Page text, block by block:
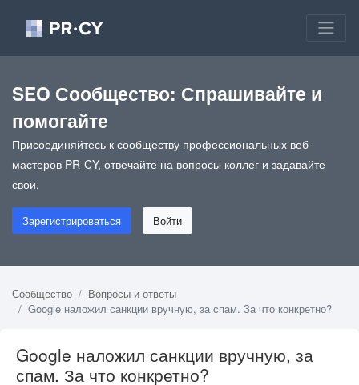
SEO Сообщество: Спрашивайте и
помогайте
Присоединяйтесь к сообществу профессиональных веб-
мастеров PR-CY, отвечайте на вопросы коллег и задавайте
свои.
Зарегистрироваться Войти
Сообщество
Вопросы и ответы
Google наложил санкции вручную, за спам. За что конкретно?
Google наложил санкции вручную, за
спам. За что конкретно?